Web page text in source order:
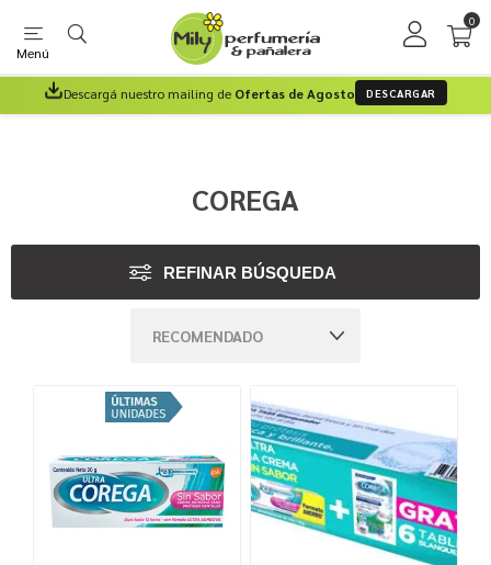
Menú
0
Descargá nuestro mailing de Ofertas de Agosto DESCARGAR
COREGA
REFINAR BÚSQUEDA